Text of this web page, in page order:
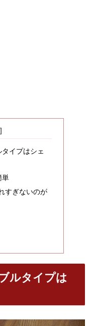
イプはシェ
単
すぎないのが
ルタイプは